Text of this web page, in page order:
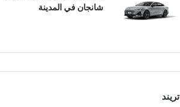
شانجان في المدينة
تريند